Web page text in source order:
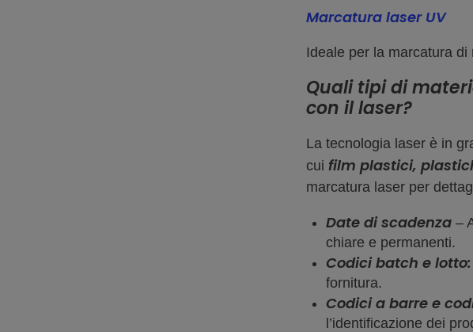
Marcatura laser UV
Ideale per la marcatura
Quali tipi di
con il laser?
La tecnologia laser è in
cui film plastici,
marcatura laser per
Date di scadenza –
chiare e permanenti.
Codici batch e lotto:
fornitura.
Codici a barre e
l’identificazione dei